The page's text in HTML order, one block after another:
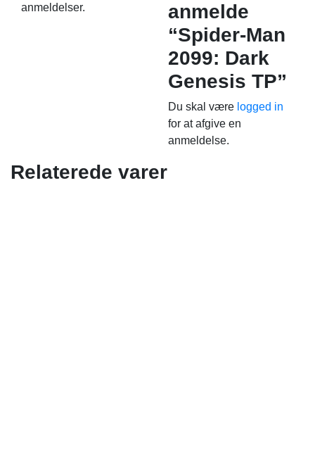
anmeldelser.
anmelde
“Spider-Man
2099: Dark
Genesis TP”
Du skal være logged in
for at afgive en
anmeldelse.
Relaterede varer